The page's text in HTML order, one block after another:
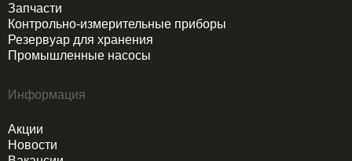
Запчасти
Контрольно-измерительные приборы
Резервуар для хранения
Промышленные насосы
Информация
Акции
Новости